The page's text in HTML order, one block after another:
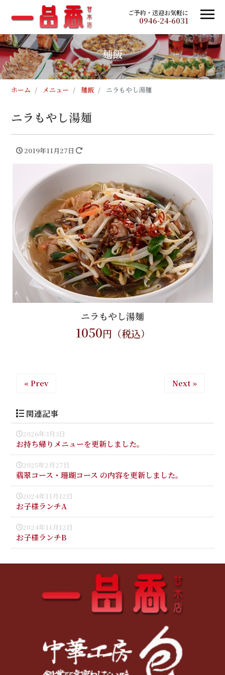
ご予約・送迎お気軽に
0946-24-6031
麺飯
ホーム メニュー 麺飯 ニラもやし湯麺
ニラもやし湯麺
2019年11月27日
ニラもやし湯麺
1050円（税込）
« Prev Next »
関連記事
2026年3月3日
お持ち帰りメニューを更新しました。
2025年2月27日
翡翠コース・珊瑚コース の内容を更新しました。
2024年11月12日
お子様ランチA
2024年11月12日
お子様ランチB